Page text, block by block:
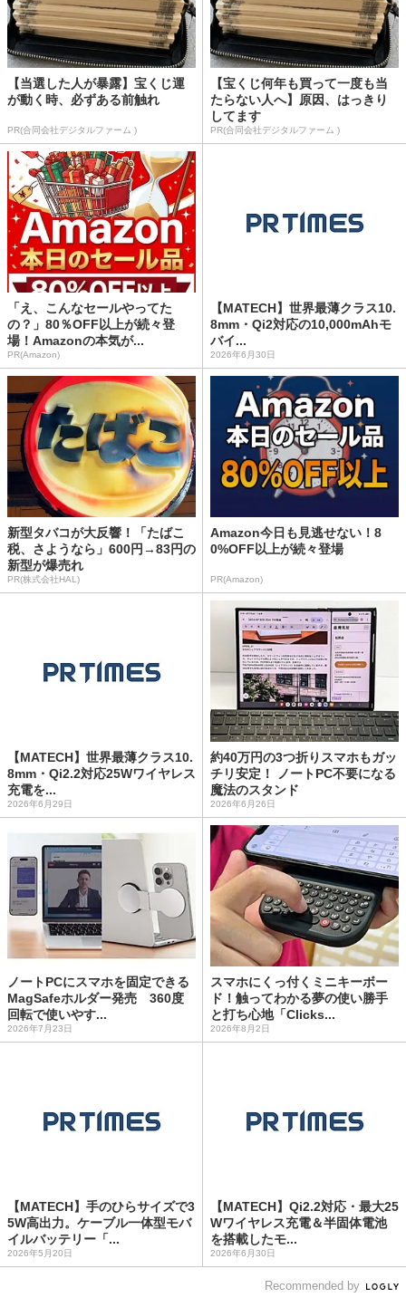
【当選した人が暴露】宝くじ運
が動く時、必ずある前触れ
PR(合同会社デジタルファーム )
【宝くじ何年も買って一度も当
たらない人へ】原因、はっきり
してます
PR(合同会社デジタルファーム )
「え、こんなセールやってた
の？」80％OFF以上が続々登
場！Amazonの本気が...
PR(Amazon)
【MATECH】世界最薄クラス10.
8mm・Qi2対応の10,000mAhモ
バイ...
2026年6月30日
新型タバコが大反響！「たばこ
税、さようなら」600円→83円の
新型が爆売れ
PR(株式会社HAL)
Amazon今日も見逃せない！8
0%OFF以上が続々登場
PR(Amazon)
【MATECH】世界最薄クラス10.
8mm・Qi2.2対応25Wワイヤレス
充電を...
2026年6月29日
約40万円の3つ折りスマホもガッ
チリ安定！ ノートPC不要になる
魔法のスタンド
2026年6月26日
ノートPCにスマホを固定できる
MagSafeホルダー発売 360度
回転で使いやす...
2026年7月23日
スマホにくっ付くミニキーボー
ド！触ってわかる夢の使い勝手
と打ち心地「Clicks...
2026年8月2日
【MATECH】手のひらサイズで3
5W高出力。ケーブル一体型モバ
イルバッテリー「...
2026年5月20日
【MATECH】Qi2.2対応・最大25
Wワイヤレス充電＆半固体電池
を搭載したモ...
2026年6月30日
Recommended by